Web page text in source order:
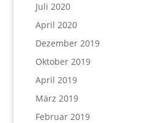
Juli 2020
April 2020
Dezember 2019
Oktober 2019
April 2019
März 2019
Februar 2019